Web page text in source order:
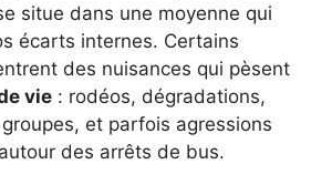
situe dans une moyenne qui
écarts internes. Certains
des nuisances qui pèsent
vie : rodéos, dégradations,
et parfois agressions
des arrêts de bus.